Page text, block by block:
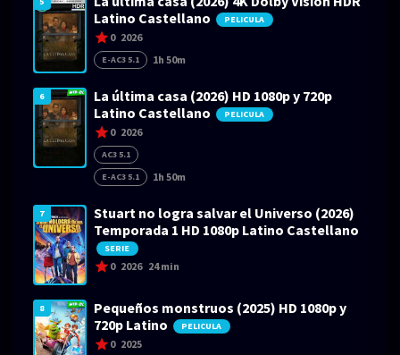
Latino Castellano
PELICULA
0 2026
E-AC3 5.1 1h 50m
6
La última casa (2026) HD 1080p y 720p
Latino Castellano
PELICULA
0 2026
AC3 5.1
E-AC3 5.1
1h 50m
7
Stuart no logra salvar el Universo (2026)
Temporada 1 HD 1080p Latino Castellano
SERIE
0 2026 24 min
8
Pequeños monstruos (2025) HD 1080p y
720p Latino
PELICULA
0 2025